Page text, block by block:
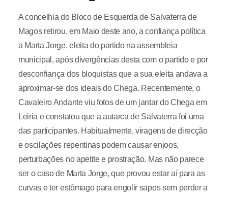
A concelhia do Bloco de Esquerda de Salvaterra de
Magos retirou, em Maio deste ano, a confiança política
a Marta Jorge, eleita do partido na assembleia
municipal, após divergências desta com o partido e por
desconfiança dos bloquistas que a sua eleita andava a
aproximar-se dos ideais do Chega. Recentemente, o
Cavaleiro Andante viu fotos de um jantar do Chega em
Leiria e constatou que a autarca de Salvaterra foi uma
das participantes. Habitualmente, viragens de direcção
e oscilações repentinas podem causar enjoos,
perturbações no apetite e prostração. Mas não parece
ser o caso de Marta Jorge, que provou estar aí para as
curvas e ter estômago para engolir sapos sem perder a